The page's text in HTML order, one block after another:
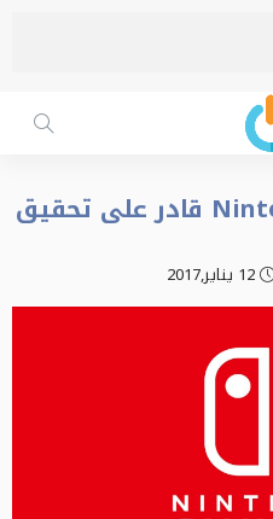
هل جهاز Nintendo Switch قادر على تحقيق
12 يناير,2017